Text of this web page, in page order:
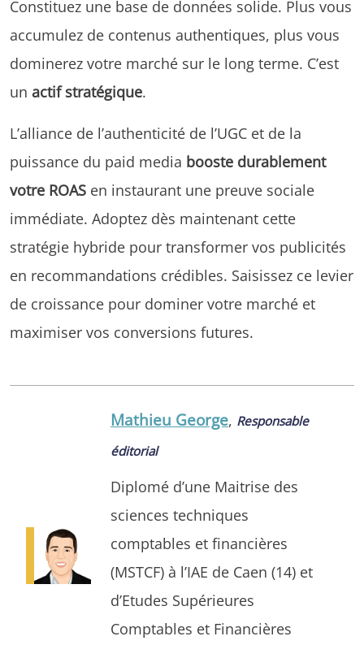
Constituez une base de données solide. Plus vous
accumulez de contenus authentiques, plus vous
dominerez votre marché sur le long terme. C’est
un actif stratégique.
L’alliance de l’authenticité de l’UGC et de la
puissance du paid media booste durablement
votre ROAS en instaurant une preuve sociale
immédiate. Adoptez dès maintenant cette
stratégie hybride pour transformer vos publicités
en recommandations crédibles. Saisissez ce levier
de croissance pour dominer votre marché et
maximiser vos conversions futures.
Mathieu George, Responsable
éditorial
Diplomé d’une Maitrise des
sciences techniques
comptables et financières
(MSTCF) à l’IAE de Caen (14) et
d’Etudes Supérieures
Comptables et Financières